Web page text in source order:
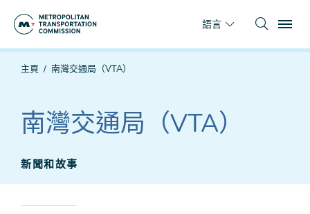
語言
你
裡
主頁 南灣交通局（VTA）
南灣交通局（VTA）
新聞和故事